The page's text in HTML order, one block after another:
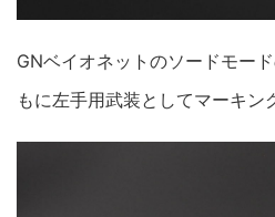
GNベイオネットのソードモー
もに左手用武装としてマーキン